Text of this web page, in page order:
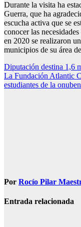
Durante la visita ha
Guerra, que ha
escucha activa que se
conocer las
en 2020 se realizaron
municipios de su área
Navegación
de
Diputación destina 1,6
La Fundación Atlantic
estudiantes de la
Por Rocío Pilar
Entrada relacionada